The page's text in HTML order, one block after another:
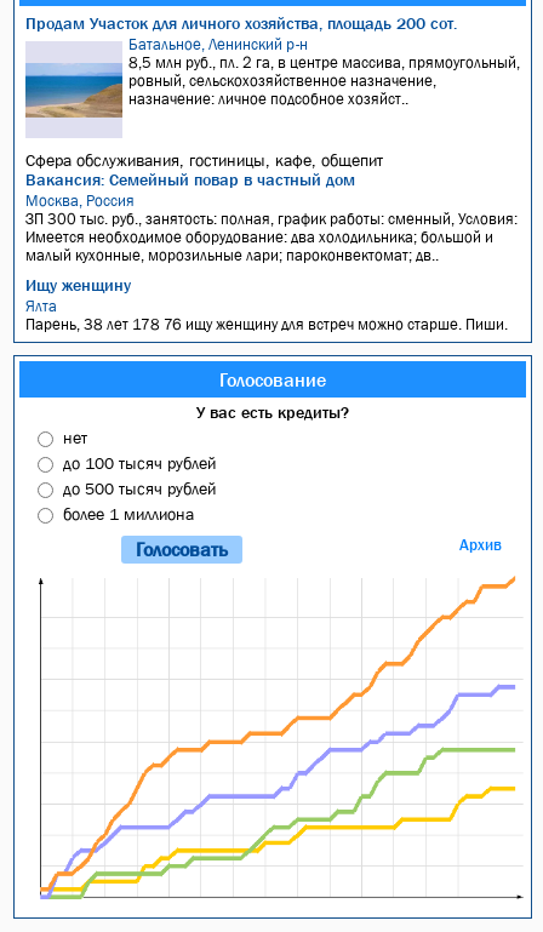
Продам Участок для личного хозяйства, площадь 200 сот.
Батальное, Ленинский р-н
8,5 млн руб., пл. 2 га, в центре массива, прямоугольный,
ровный, сельскохозяйственное назначение,
назначение: личное подсобное хозяйст..
Сфера обслуживания, гостиницы, кафе, общепит
Вакансия: Семейный повар в частный дом
Москва, Россия
ЗП 300 тыс. руб., занятость: полная, график работы: сменный, Условия:
Имеется необходимое оборудование: два холодильника; большой и
малый кухонные, морозильные лари; пароконвектомат; дв..
Ищу женщину
Ялта
Парень, 38 лет 178 76 ищу женщину для встреч можно старше. Пиши.
Голосование
У вас есть кредиты?
нет
до 100 тысяч рублей
до 500 тысяч рублей
более 1 миллиона
Архив